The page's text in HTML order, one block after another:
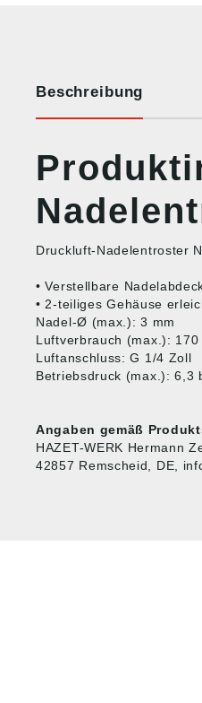
Beschreibung
Druckluft-Nadelentroster
• Verstellbare
• 2-teiliges Gehäuse
Nadel-Ø (max.): 3 mm
Luftverbrauch (max.): 170
Luftanschluss: G 1/4 Zoll
Betriebsdruck (max.): 6,3
Angaben gemäß
HAZET-WERK Hermann
42857 Remscheid, DE,